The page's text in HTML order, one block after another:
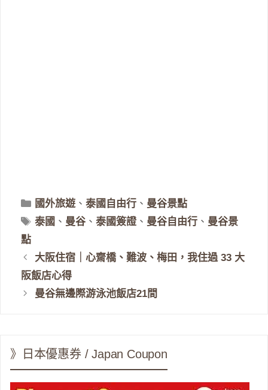
分
類
國外旅遊、泰國自由行 、 曼谷景點
標
泰國 、 曼谷、泰國簽證 、 曼谷自由行 、 曼谷景
點
大阪住宿｜心齋橋、難波、梅田，我住過 33 大
阪飯店心得
曼谷無邊際游泳池飯店21間
》日本優惠券 / Japan Coupon